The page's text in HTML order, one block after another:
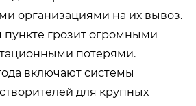
организациями на их вывоз.
грозит огромными
потерями.
включают системы
для крупных